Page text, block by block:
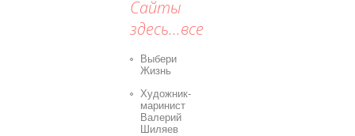
Сайты
здесь...все
Выбери
Жизнь
Художник-
маринист
Валерий
Шиляев